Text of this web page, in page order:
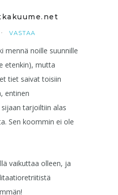
VASTAA
mennä noille suunnille
etenkin), mutta
tiet saivat toisiin
entinen
tarjoiltiin alas
Sen koommin ei ole
vaikuttaa olleen, ja